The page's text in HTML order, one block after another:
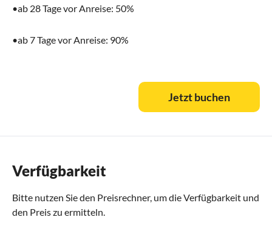
Jetzt buchen
Verfügbarkeit
Bitte nutzen Sie den Preisrechner, um die Verfügbarkeit und
den Preis zu ermitteln.